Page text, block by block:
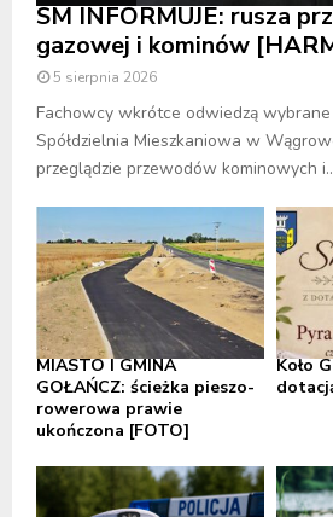
SM INFORMUJE: rusza
gazowej i kominów
5 sierpnia 2026
Fachowcy wkrótce odwiedzą wybrane
Spółdzielnia Mieszkaniowa w
przeglądzie przewodów kominowych
MIASTO I GMINA
GOŁAŃCZ: ścieżka pieszo-
rowerowa prawie
ukończona [FOTO]
Koło